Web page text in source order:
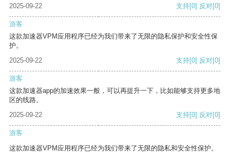
2025-09-22 支持[0] 反对[0]
游客
这款加速器VPM应用程序已经为我们带来了无限的隐私保护和安全性保
护。
2025-09-22
支持[0] 反对[0]
游客
这款加速器app的加速效果一般，可以再提升一下，比如能够支持更多地
区的线路。
2025-09-22
支持[0] 反对[0]
游客
这款加速器VPM应用程序已经为我们带来了无限的隐私和安全性保护。